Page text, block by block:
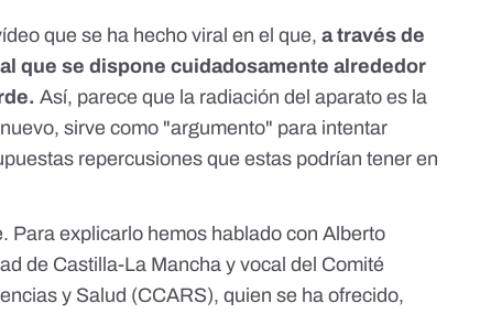
que se ha hecho viral en el que,a través de
que se dispone cuidadosamente alrededor
Así, parece que la radiación del aparato es la
sirve como "argumento" para intentar
repercusiones que estas podrían tener en
Para explicarlo hemos hablado conAlberto
de Castilla-La Mancha y vocal del Comité
y Salud (CCARS), quien se ha ofrecido,